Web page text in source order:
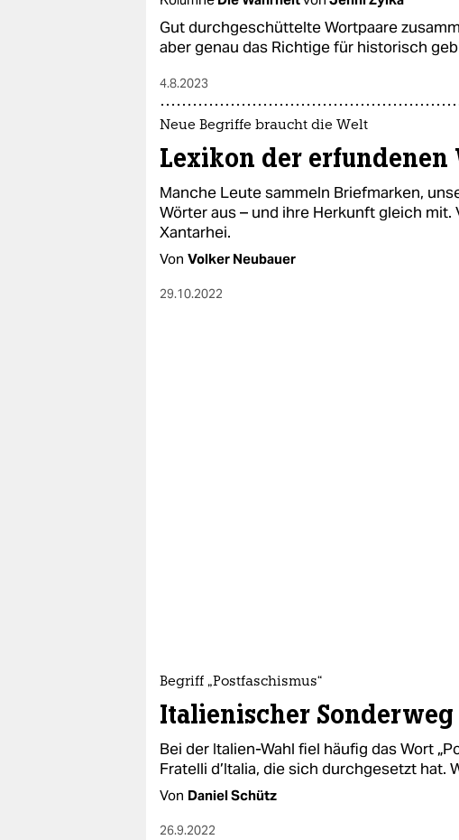
epaper login
Gut durchgeschüttelte Wortpaare
aber genau das Richtige für historisch
4.8.2023
Neue Begriffe braucht die Welt
Lexikon der erfundenen
Manche Leute sammeln Briefmarken,
Wörter aus – und ihre Herkunft gleich mit.
Xantarhei.
Von Volker Neubauer
29.10.2022
Begriff „Postfaschismus“
Italienischer Sonderweg
Bei der Italien-Wahl fiel häufig das Wort
Fratelli d’Italia, die sich durchgesetzt hat.
Von Daniel Schütz
26.9.2022